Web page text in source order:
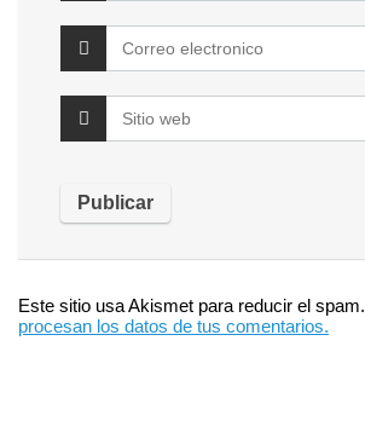
Este sitio usa Akismet para reducir el spam.
procesan los datos de tus comentarios.